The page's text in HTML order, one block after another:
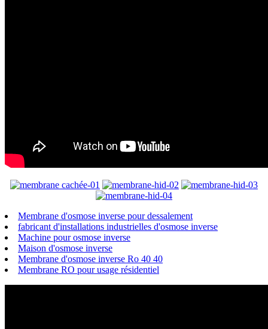
Membrane d'osmose inverse pour dessalement
fabricant d'installations industrielles d'osmose inverse
Machine pour osmose inverse
Maison d'osmose inverse
Membrane d'osmose inverse Ro 40 40
Membrane RO pour usage résidentiel